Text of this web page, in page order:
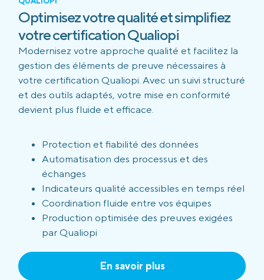
Optimisez votre qualité et simplifiez
votre certification Qualiopi
Modernisez votre approche qualité et facilitez la
gestion des éléments de preuve nécessaires à
votre certification Qualiopi. Avec un suivi structuré
et des outils adaptés, votre mise en conformité
devient plus fluide et efficace.
Protection et fiabilité des données
Automatisation des processus et des
échanges
Indicateurs qualité accessibles en temps réel
Coordination fluide entre vos équipes
Production optimisée des preuves exigées
par Qualiopi
En savoir plus